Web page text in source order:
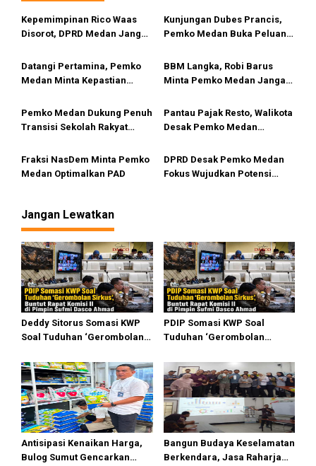
i
p
o
s
Kepemimpinan Rico Waas
Disorot, DPRD Medan Jangan
Kunjungan Dubes Prancis,
Pemko Medan Buka Peluang
Hingga Industri Kreatif
Datangi Pertamina, Pemko
Medan Minta Kepastian
BBM di SPBU
BBM Langka, Robi Barus
Minta Pemko Medan Jangan
Pemko Medan Dukung Penuh
Transisi Sekolah Rakyat
Pantau Pajak Resto, Walikota
Desak Pemko Medan
Fraksi NasDem Minta Pemko
Medan Optimalkan PAD
DPRD Desak Pemko Medan
Fokus Wujudkan Potensi
Jangan Lewatkan
Deddy Sitorus Somasi KWP
Soal Tuduhan ‘Gerombolan
II Dipimpin Sufmi Dasco
Ahmad
PDIP Somasi KWP Soal
Tuduhan ‘Gerombolan
II Dipimpin Sufmi Dasco
Ahmad
Antisipasi Kenaikan Harga,
Bulog Sumut Gencarkan
Bangun Budaya Keselamatan
Berkendara, Jasa Raharja